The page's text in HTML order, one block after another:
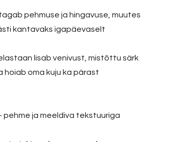
pehmuse ja hingavuse, muutes
kantavaks igapäevaselt
lisab venivust, mistõttu särk
hoiab oma kuju ka pärast
pehme ja meeldiva tekstuuriga